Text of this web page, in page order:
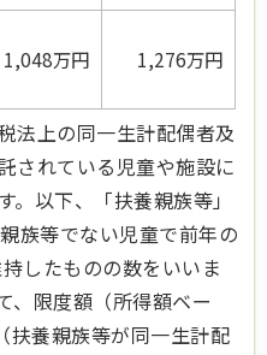
1,048万円 1,276万円
法上の同一生計配偶者及
されている児童や施設に
。以下、「扶養親族等」
族等でない児童で前年の
したものの数をいいま
、限度額（所得額ベー
扶養親族等が同一生計配